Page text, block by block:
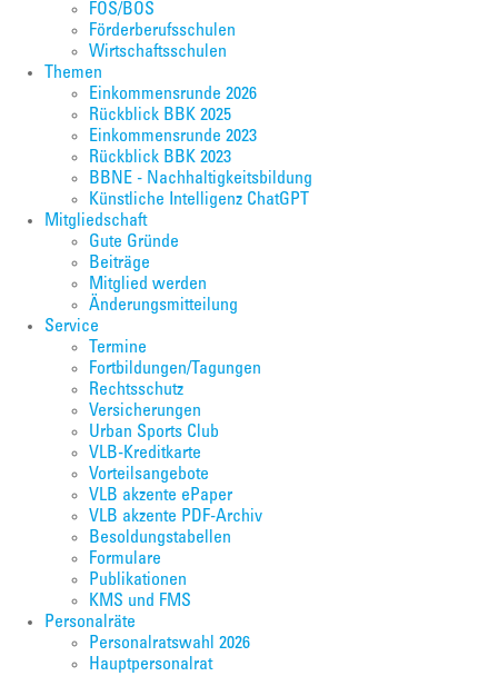
FOS/BOS
Förderberufsschulen
Wirtschaftsschulen
Themen
Einkommensrunde 2026
Rückblick BBK 2025
Einkommensrunde 2023
Rückblick BBK 2023
BBNE - Nachhaltigkeitsbildung
Künstliche Intelligenz ChatGPT
Mitgliedschaft
Gute Gründe
Beiträge
Mitglied werden
Änderungsmitteilung
Service
Termine
Fortbildungen/Tagungen
Rechtsschutz
Versicherungen
Urban Sports Club
VLB-Kreditkarte
Vorteilsangebote
VLB akzente ePaper
VLB akzente PDF-Archiv
Besoldungstabellen
Formulare
Publikationen
KMS und FMS
Personalräte
Personalratswahl 2026
Hauptpersonalrat